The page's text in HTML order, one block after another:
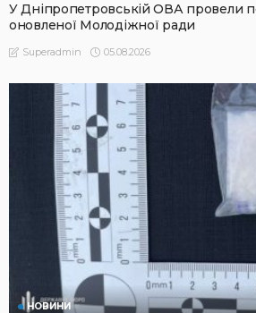
У Дніпропетровській ОВА провели
оновленої Молодіжної ради
Superadmin 05.08.2026
НОВИНИ